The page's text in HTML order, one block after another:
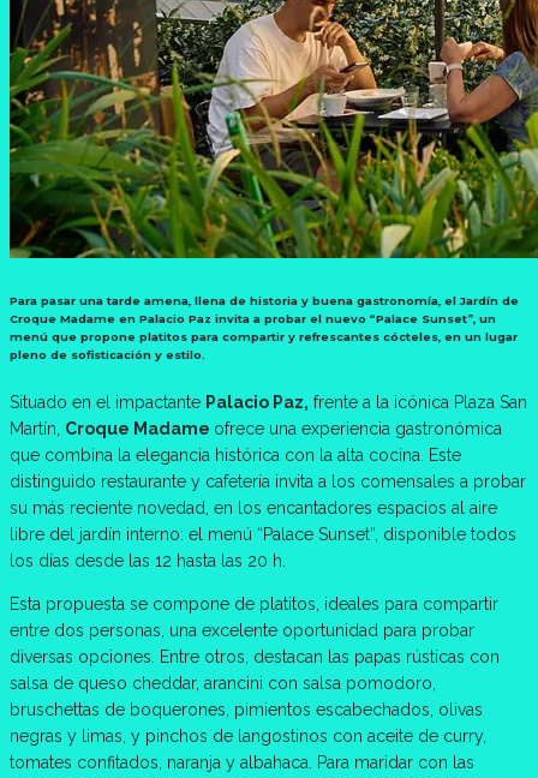
Para pasar una tarde amena, llena de historia y buena gastronomía, el Jardín de
Croque Madame en Palacio Paz invita a probar el nuevo “Palace Sunset”, un
menú que propone platitos para compartir y refrescantes cócteles, en un lugar
pleno de sofisticación y estilo.
Situado en el impactante Palacio Paz, frente a la icónica Plaza San
Martín, Croque Madame ofrece una experiencia gastronómica
que combina la elegancia histórica con la alta cocina. Este
distinguido restaurante y cafetería invita a los comensales a probar
su más reciente novedad, en los encantadores espacios al aire
libre del jardín interno: el menú “Palace Sunset”, disponible todos
los días desde las 12 hasta las 20 h.
Esta propuesta se compone de platitos, ideales para compartir
entre dos personas, una excelente oportunidad para probar
diversas opciones. Entre otros, destacan las papas rústicas con
salsa de queso cheddar, arancini con salsa pomodoro,
bruschettas de boquerones, pimientos escabechados, olivas
negras y limas, y pinchos de langostinos con aceite de curry,
tomates confitados, naranja y albahaca. Para maridar con las